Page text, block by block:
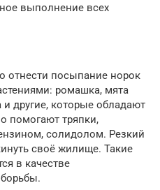
выполнение всех
посыпание норок
ромашка, мята
другие, которые обладают
помогают тряпки,
солидолом. Резкий
своё жилище. Такие
в качестве